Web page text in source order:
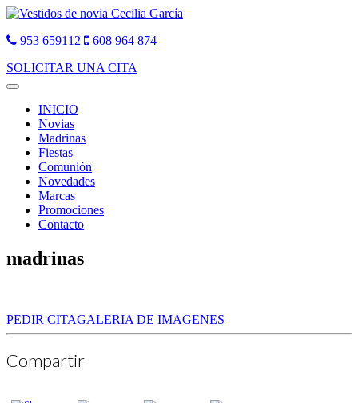
953 659112
608 964 874
SOLICITAR UNA CITA
Toggle
navigationINICIO
Novias
Madrinas
Fiestas
Comunión
Novedades
Marcas
Promociones
Contacto
madrinas
PEDIR CITAGALERIA DE IMAGENES
Compartir